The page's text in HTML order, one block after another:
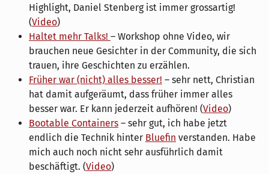
Highlight, Daniel Stenberg ist immer grossartig!
(Video)
Haltet mehr Talks! – Workshop ohne Video, wir
brauchen neue Gesichter in der Community, die sich
trauen, ihre Geschichten zu erzählen.
Früher war (nicht) alles besser! – sehr nett, Christian
hat damit aufgeräumt, dass früher immer alles
besser war. Er kann jederzeit aufhören! (Video)
Bootable Containers – sehr gut, ich habe jetzt
endlich die Technik hinter Bluefin verstanden. Habe
mich auch noch nicht sehr ausführlich damit
beschäftigt. (Video)